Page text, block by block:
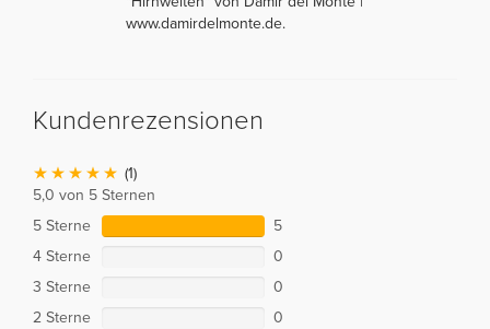
www.damirdelmonte.de.
Kundenrezensionen
(1)
5,0 von 5 Sternen
5 Sterne
5
4 Sterne
0
3 Sterne
0
2 Sterne
0